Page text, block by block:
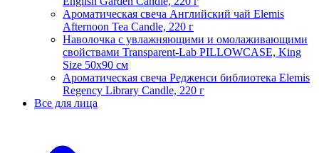
Ароматическая свеча Английский чай Elemis
Afternoon Tea Candle, 220 г
Наволочка с увлажняющими и омолаживающими
свойствами Transparent-Lab PILLOWCASE, King
Size 50x90 см
Ароматическая свеча Редженси библиотека Elemis
Regency Library Candle, 220 г
Все для лица